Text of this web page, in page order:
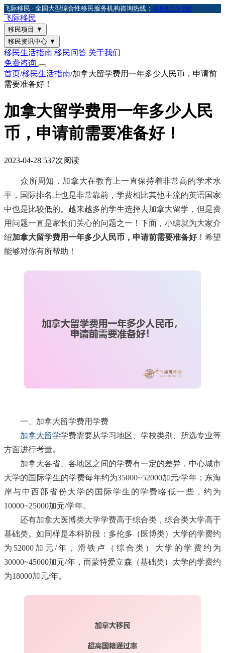
飞际移民 · 全国大型综合性移民服务机构咨询热线： 400-8213-596
飞际移民
移民项目 ▼
移民资讯中心 ▼
移民生活指南 移民问答 关于我们
免费咨询
首页/移民生活指南/加拿大留学费用一年多少人民币，申请前
需要准备好！
加拿大留学费用一年多少人民
币，申请前需要准备好！
2023-04-28 537次阅读
众所周知，加拿大在教育上一直保持着非常高的学术水
平，国际排名上也是非常靠前，学费相比其他主流的英语国家
中也是比较低的。越来越多的学生选择去加拿大留学，但是费
用问题一直是家长们关心的问题之一！下面，小编就为大家介
绍加拿大留学费用一年多少人民币，申请前需要准备好！希望
能够对你有所帮助！
一、加拿大留学费用学费
加拿大留学学费需要从学习地区、学校类别、所选专业等
方面进行考量。
加拿大各省、各地区之间的学费有一定的差异，中心城市
大学的国际学生的学费每年约为35000~52000加元/学年；东海
岸与中西部省份大学的国际学生的学费略低一些，约为
10000~25000加元/学年。
还有加拿大医博类大学学费高于综合类，综合类大学高于
基础类。如同样是本科阶段：多伦多（医博类）大学的学费约
为52000加元/年，滑铁卢（综合类）大学的学费约为
30000~45000加元/年，而蒙特爱立森（基础类）大学的学费约
为18000加元/年。